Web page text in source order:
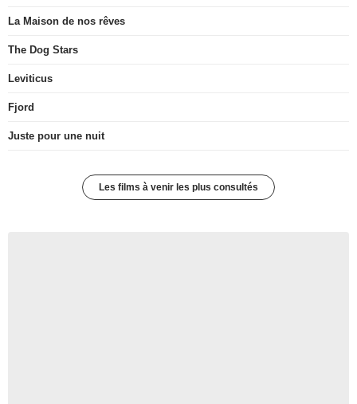
La Maison de nos rêves
The Dog Stars
Leviticus
Fjord
Juste pour une nuit
Les films à venir les plus consultés